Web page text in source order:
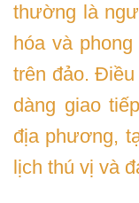
thường là
hóa và
trên đảo.
dàng giao
địa phương,
lịch thú vị và